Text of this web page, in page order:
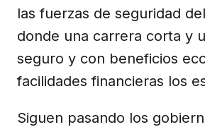
las fuerzas de seguridad
donde una carrera corta y
seguro y con beneficios
facilidades financieras los
Siguen pasando los